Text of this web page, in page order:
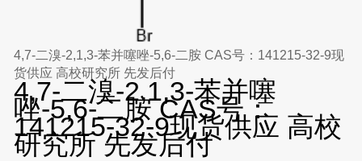
4,7-二溴-2,1,3-苯并噻唑-5,6-二胺 CAS号：141215-32-9现
货供应 高校研究所 先发后付
4,7-二溴-2,1,3-苯并噻
唑-5,6-二胺 CAS号：
141215-32-9现货供应 高校
研究所 先发后付